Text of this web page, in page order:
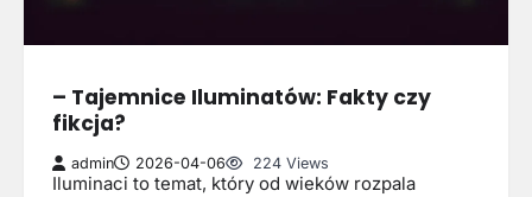
– Tajemnice Iluminatów: Fakty czy
fikcja?
admin 2026-04-06 224 Views
Iluminaci to temat, który od wieków rozpala